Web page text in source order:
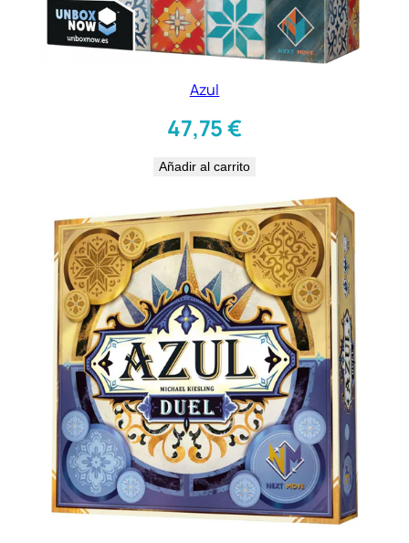
Azul
47,75€
Añadir al carrito